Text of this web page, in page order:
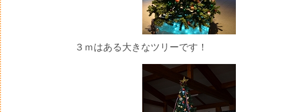
３ｍはある大きなツリーです！